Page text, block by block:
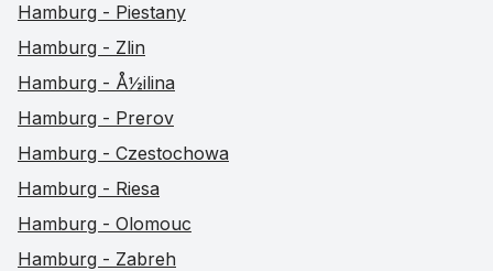
Hamburg - Piestany
Hamburg - Zlin
Hamburg - Å½ilina
Hamburg - Prerov
Hamburg - Czestochowa
Hamburg - Riesa
Hamburg - Olomouc
Hamburg - Zabreh